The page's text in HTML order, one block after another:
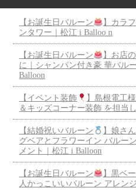
【お誕生日バルーン
】カラ
ンタワー｜松江 i Balloo n
【お誕生日バルーン
】お店
に｜シャンパン付き豪 華バル
Balloon
【イベント装飾
】島根電工
＆キッズコーナー装飾 を担当
【結婚祝いバルーン
】娘さ
グベアとフラワーイン バルー
メント｜松江 i Balloon
【お誕生日バルーン 】黒ベ
人かっこいいバルーン アレン